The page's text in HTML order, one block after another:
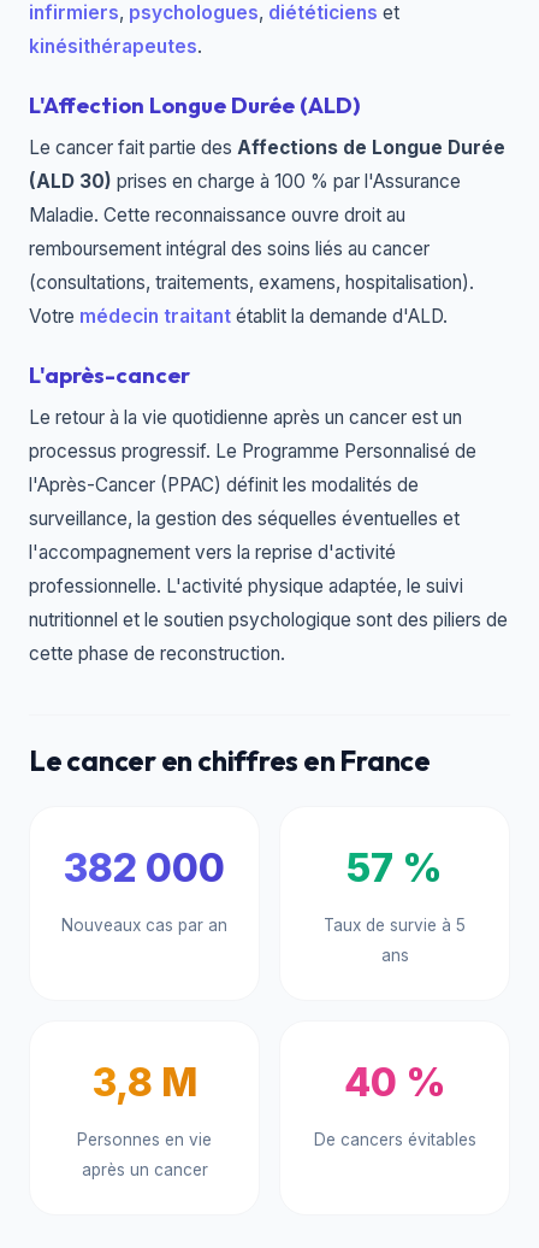
infirmiers, psychologues, diététiciens et
kinésithérapeutes.
L'Affection Longue Durée (ALD)
Le cancer fait partie des Affections de Longue Durée
(ALD 30) prises en charge à 100 % par l'Assurance
Maladie. Cette reconnaissance ouvre droit au
remboursement intégral des soins liés au cancer
(consultations, traitements, examens, hospitalisation).
Votre médecin traitant établit la demande d'ALD.
L'après-cancer
Le retour à la vie quotidienne après un cancer est un
processus progressif. Le Programme Personnalisé de
l'Après-Cancer (PPAC) définit les modalités de
surveillance, la gestion des séquelles éventuelles et
l'accompagnement vers la reprise d'activité
professionnelle. L'activité physique adaptée, le suivi
nutritionnel et le soutien psychologique sont des piliers de
cette phase de reconstruction.
Le cancer en chiffres en France
382 000
Nouveaux cas par an
57 %
Taux de survie à 5
ans
3,8 M
Personnes en vie
après un cancer
40 %
De cancers évitables